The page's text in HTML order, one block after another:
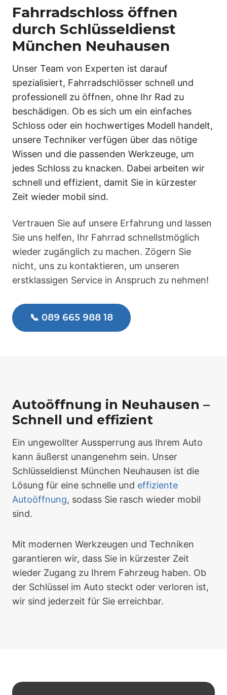
Fahrradschloss öffnen
durch Schlüsseldienst
München Neuhausen
Unser Team von Experten ist darauf
spezialisiert, Fahrradschlösser schnell und
professionell zu öffnen, ohne Ihr Rad zu
beschädigen. Ob es sich um ein einfaches
Schloss oder ein hochwertiges Modell handelt,
unsere Techniker verfügen über das nötige
Wissen und die passenden Werkzeuge, um
jedes Schloss zu knacken. Dabei arbeiten wir
schnell und effizient, damit Sie in kürzester
Zeit wieder mobil sind.
Vertrauen Sie auf unsere Erfahrung und lassen
Sie uns helfen, Ihr Fahrrad schnellstmöglich
wieder zugänglich zu machen. Zögern Sie
nicht, uns zu kontaktieren, um unseren
erstklassigen Service in Anspruch zu nehmen!
📞 089 665 988 18
Autoöffnung in Neuhausen –
Schnell und effizient
Ein ungewollter Aussperrung aus Ihrem Auto
kann äußerst unangenehm sein. Unser
Schlüsseldienst München Neuhausen ist die
Lösung für eine schnelle und effiziente
Autoöffnung, sodass Sie rasch wieder mobil
sind.
Mit modernen Werkzeugen und Techniken
garantieren wir, dass Sie in kürzester Zeit
wieder Zugang zu Ihrem Fahrzeug haben. Ob
der Schlüssel im Auto steckt oder verloren ist,
wir sind jederzeit für Sie erreichbar.